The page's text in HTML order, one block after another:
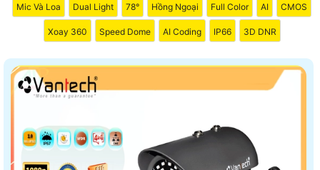
Mic Và Loa Dual Light 78° Hồng Ngoại Full Color AI CMOS
Xoay 360 Speed Dome AI Coding IP66 3D DNR